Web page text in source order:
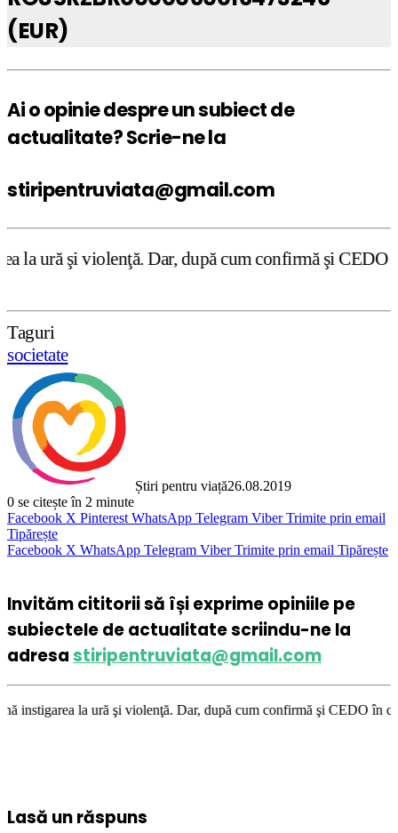
(EUR)
Ai o opinie despre un subiect de
actualitate? Scrie-ne la
stiripentruviata@gmail.com
Dar, după cum confirmă şi CEDO în cazul
Taguri
societate
Știri pentru viață26.08.2019
0 se citește în 2 minute
Facebook X Pinterest WhatsApp Telegram Viber Trimite prin email
Tipărește
Facebook X WhatsApp Telegram Viber Trimite prin email Tipărește
Invităm cititorii să își exprime opiniile pe
subiectele de actualitate scriindu-ne la
adresastiripentruviata@gmail.com
ură şi violenţă. Dar, după cum confirmă şi CEDO în cazul
Lasă un răspuns